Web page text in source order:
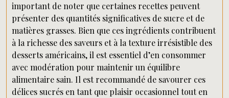
important de noter que certaines recettes peuvent
présenter des quantités significatives de sucre et de
matières grasses. Bien que ces ingrédients contribuent
à la richesse des saveurs et à la texture irrésistible des
desserts américains, il est essentiel d’en consommer
avec modération pour maintenir un équilibre
alimentaire sain. Il est recommandé de savourer ces
délices sucrés en tant que plaisir occasionnel tout en